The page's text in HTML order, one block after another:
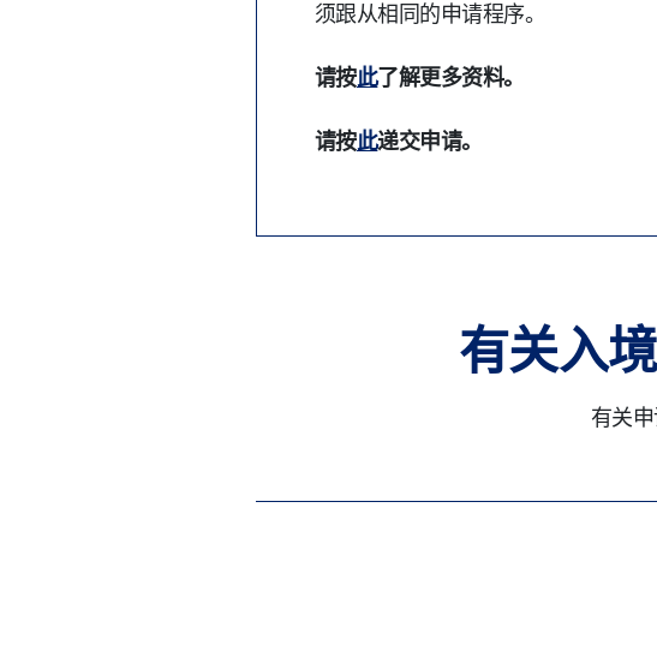
须跟从相同的申请程序。
请按此了解更多资料。
请按此递交申请。
有关入
有关